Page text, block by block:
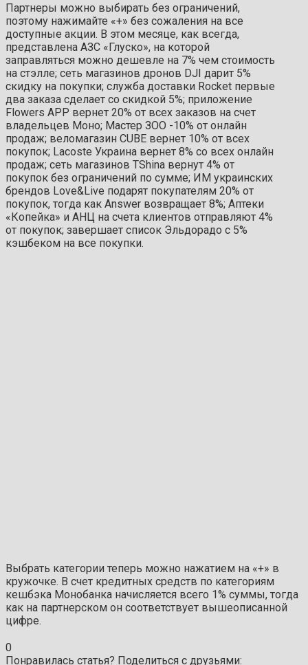
Партнеры можно выбирать без ограничений,
поэтому нажимайте «+» без сожаления на все
доступные акции. В этом месяце, как всегда,
представлена АЗС «Глуско», на которой
заправляться можно дешевле на 7% чем стоимость
на стэлле; сеть магазинов дронов DJI дарит 5%
скидку на покупки; служба доставки Rocket первые
два заказа сделает со скидкой 5%; приложение
Flowers APP вернет 20% от всех заказов на счет
владельцев Моно; Мастер ЗОО -10% от онлайн
продаж; веломагазин CUBE вернет 10% от всех
покупок; Lacoste Украина вернет 8% со всех онлайн
продаж; сеть магазинов TShina вернут 4% от
покупок без ограничений по сумме; ИМ украинских
брендов Love&Live подарят покупателям 20% от
покупок, тогда как Answer возвращает 8%; Аптеки
«Копейка» и АНЦ на счета клиентов отправляют 4%
от покупок; завершает список Эльдорадо с 5%
кэшбеком на все покупки.
Выбрать категории теперь можно нажатием на «+» в
кружочке. В счет кредитных средств по категориям
кешбэка Монобанка начисляется всего 1% суммы, тогда
как на партнерском он соответствует вышеописанной
цифре.
0
Понравилась статья? Поделиться с друзьями: